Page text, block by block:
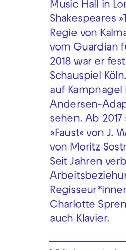
Music Hall in
Shakespeares
Regie von
vom Guardian
2018 war er
Schauspiel
auf Kampnagel
Andersen-
sehen. Ab
»Faust« von J.
von Moritz
Seit Jahren
Charlotte
auch Klavier.